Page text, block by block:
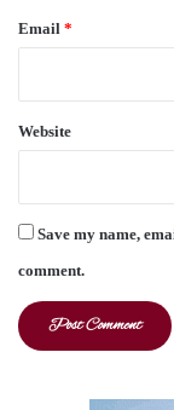
Email *
Website
Save my name,
comment.